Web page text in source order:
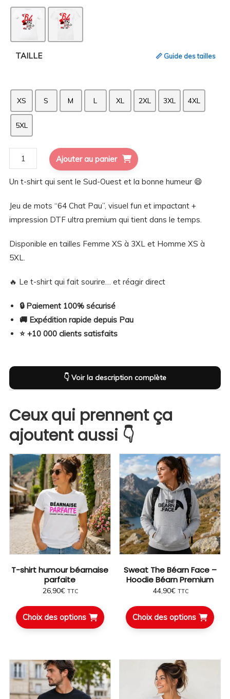
TAILLE 📏 Guide des tailles
XS S M L XL 2XL 3XL 4XL
5XL
quantité
de
T-
chat
pau
humour
Ajouter au panier
Un t-shirt qui sent le Sud-Ouest et la bonne humeur 😄
Jeu de mots “64 Chat Pau”, visuel fun et impactant +
impression DTF ultra premium qui tient dans le temps.
Disponible en tailles Femme XS à 3XL et Homme XS à
5XL.
🔥 Le t-shirt qui fait sourire… et réagir direct
🔒 Paiement 100% sécurisé
🚚 Expédition rapide depuis Pau
⭐ +10 000 clients satisfaits
👇 Voir la description complète
Guide des tailles
Description
😄 L’humour du 64 qui fait mouche
Un t-shirt qui parle direct aux vrais :
un jeu de mots simple, efficace, et impossible à
ignorer.
👉 Entre clin d’œil local et délire assumé, ce visuel “64
Chat Pau” fait sourire… et déclenche des réactions à
chaque fois.
✔ Jeu de mots ultra efficace
✔ Design contrasté qui ressort parfaitement sur
textile
Ceux qui prennent ça
ajoutent aussi 👇
T-shirt humour béarnaise
parfaite
26,90€ TTC
Choix des options
Sweat The Béarn Face –
Hoodie Béarn Premium
44,90€ TTC
Choix des options